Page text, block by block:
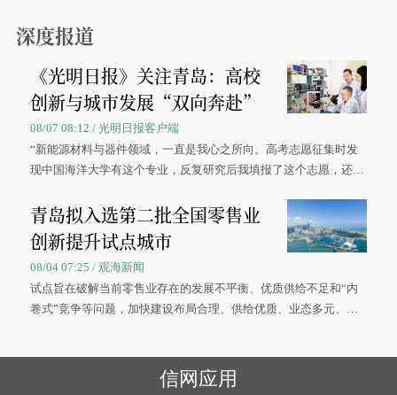
深度报道
《光明日报》关注青岛：高校
创新与城市发展“双向奔赴”
08/07 08:12 / 光明日报客户端
“新能源材料与器件领域，一直是我心之所向。高考志愿征集时发
现中国海洋大学有这个专业，反复研究后我填报了这个志愿，还真
大学材料科学与工程学院材料类专业的录取通知书。
青岛拟入选第二批全国零售业
创新提升试点城市
08/04 07:25 / 观海新闻
试点旨在破解当前零售业存在的发展不平衡、优质供给不足和“内
卷式”竞争等问题，加快建设布局合理、供给优质、业态多元、智
信网应用